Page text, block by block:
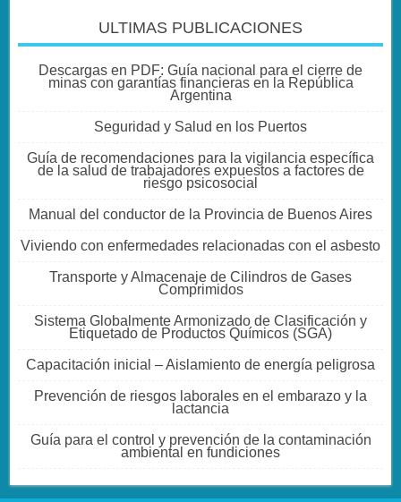
ULTIMAS PUBLICACIONES
Descargas en PDF: Guía nacional para el cierre de
minas con garantías financieras en la República
Argentina
Seguridad y Salud en los Puertos
Guía de recomendaciones para la vigilancia específica
de la salud de trabajadores expuestos a factores de
riesgo psicosocial
Manual del conductor de la Provincia de Buenos Aires
Viviendo con enfermedades relacionadas con el asbesto
Transporte y Almacenaje de Cilindros de Gases
Comprimidos
Sistema Globalmente Armonizado de Clasificación y
Etiquetado de Productos Químicos (SGA)
Capacitación inicial – Aislamiento de energía peligrosa
Prevención de riesgos laborales en el embarazo y la
lactancia
Guía para el control y prevención de la contaminación
ambiental en fundiciones